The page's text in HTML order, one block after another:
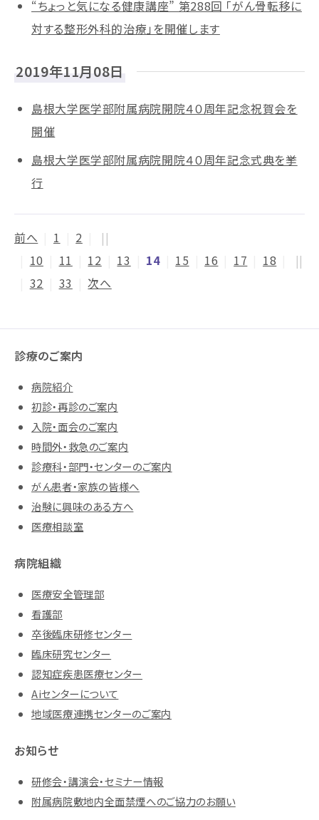
“ちょっと気になる健康講座” 第288回 「がん骨転移に
対する整形外科的治療」を開催します
2019年11月08日
島根大学医学部附属病院開院４０周年記念祝賀会を
開催
島根大学医学部附属病院開院４０周年記念式典を挙
行
前へ 1 2
||
10 11 12 13 14 15 16 17 18
||
32 33 次へ
診療のご案内
病院紹介
初診・再診のご案内
入院・面会のご案内
時間外・救急のご案内
診療科・部門・センターのご案内
がん患者・家族の皆様へ
治験に興味のある方へ
医療相談室
病院組織
医療安全管理部
看護部
卒後臨床研修センター
臨床研究センター
認知症疾患医療センター
Aiセンターについて
地域医療連携センターのご案内
お知らせ
研修会・講演会・セミナー情報
附属病院敷地内全面禁煙へのご協力のお願い